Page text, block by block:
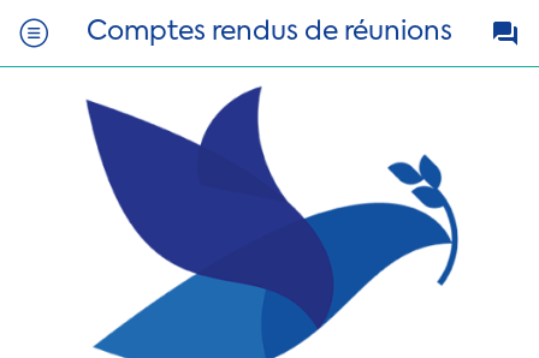
Comptes rendus de réunions